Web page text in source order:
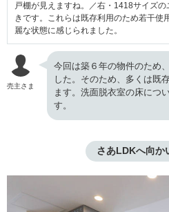
戸棚が見えますね。／右・1418サイズ
きです。これらは既存利用のため若干使
麗な状態に感じられました。
売主さま
今回は築６年の物件のため
した。そのため、多くは既
ます。洗面脱衣室の床につ
す。
さあLDKへ向か